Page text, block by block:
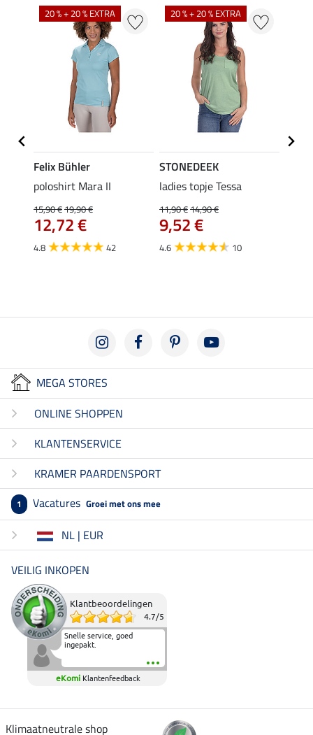
20 % + 20 % EXTRA
Felix Bühler
poloshirt Mara II
15,90 €19,90 €
12,72 €
4.8 42
20 % + 20 % EXTRA
STONEDEEK
ladies topje Tessa
11,90 €14,90 €
9,52 €
4.6 10
MEGA STORES
ONLINE SHOPPEN
KLANTENSERVICE
KRAMER PAARDENSPORT
1 Vacatures Groei met ons mee
NL | EUR
VEILIG INKOPEN
Klantbeoordelingen
4.7/5
Snelle service, goed
ingepakt.
eKomi Klantenfeedback
Klimaatneutrale shop